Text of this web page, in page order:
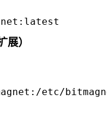
展）
etc/